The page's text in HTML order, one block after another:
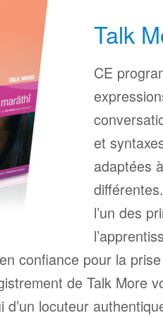
Talk
CE
et
adaptées
l’un des
confiance pour la
de Talk More
locuteur